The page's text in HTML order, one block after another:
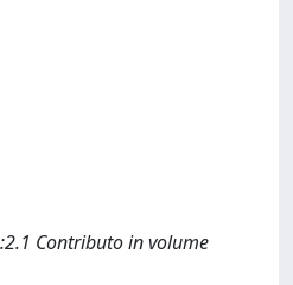
Contributo in volume